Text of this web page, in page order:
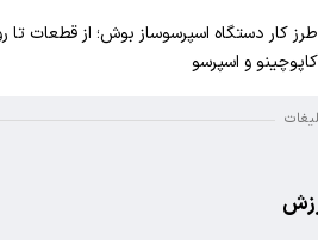
طرز کار دستگاه اسپرسوساز بوش؛ از قطعات تا
کاپوچینو و اسپرسو